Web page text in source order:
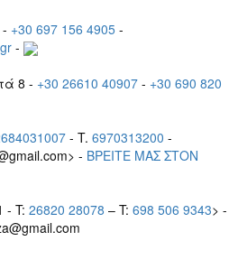
+30 697 156 4905 -
-
8 - +30 26610 40907 - +30 690 820
- T. 6970313200 -
- BΡEITE MAΣ ΣΤΟΝ
T: 26820 28078 – T: 698 506 9343> -